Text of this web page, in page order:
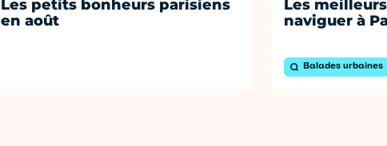
Les petits bonheurs parisiens
en août
Les
naviguer à
Balades urbaines